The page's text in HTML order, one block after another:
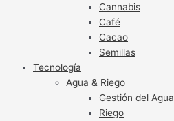
Cannabis
Café
Cacao
Semillas
Tecnología
Agua & Riego
Gestión del Agua
Riego